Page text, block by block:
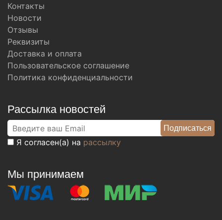
Контакты
Новости
Отзывы
Реквизиты
Доставка и оплата
Пользовательское соглашение
Политика конфиденциальности
Рассылка новостей
Я согласен(а) на рассылку
Мы принимаем